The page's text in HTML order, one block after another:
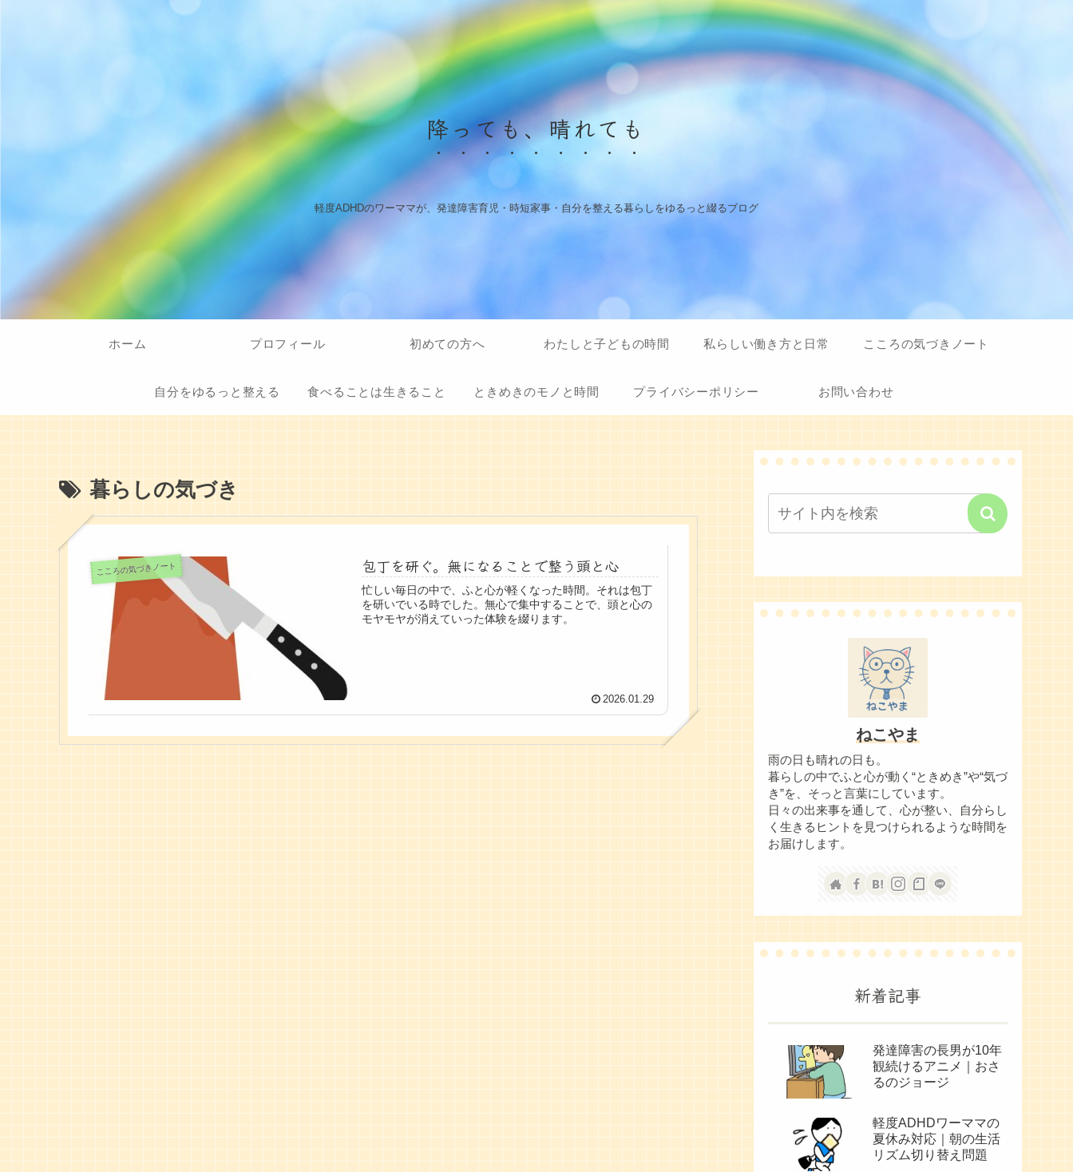
降っても、晴れても
軽度ADHDのワーママが、発達障害育児・時短家事・自分を整える暮らしをゆるっと綴るブログ
ホーム プロフィール 初めての方へ わたしと子どもの時間 私らしい働き方と日常 こころの気づきノート
自分をゆるっと整える 食べることは生きること ときめきのモノと時間 プライバシーポリシー お問い合わせ
暮らしの気づき
こころの気づきノート 包丁を研ぐ。無になることで整う頭と心
忙しい毎日の中で、ふと心が軽くなった時間。それは包丁
を研いでいる時でした。無心で集中することで、頭と心の
モヤモヤが消えていった体験を綴ります。
2026.01.29
ねこやま
雨の日も晴れの日も。
暮らしの中でふと心が動く“ときめき”や“気づ
き”を、そっと言葉にしています。
日々の出来事を通して、心が整い、自分らし
く生きるヒントを見つけられるような時間を
お届けします。
新着記事
発達障害の長男が10年
観続けるアニメ｜おさ
るのジョージ
軽度ADHDワーママの
夏休み対応｜朝の生活
リズム切り替え問題